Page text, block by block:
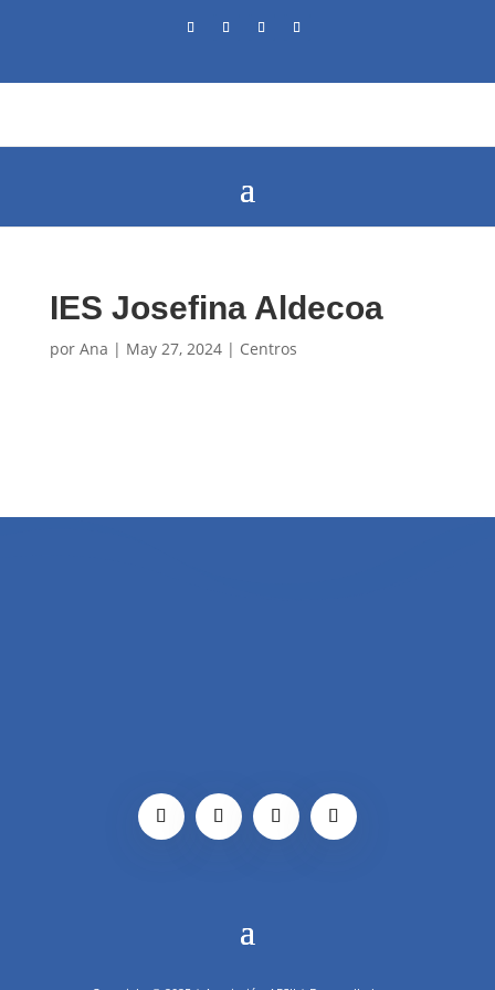
IES Josefina Aldecoa
por Ana | May 27, 2024| Centros